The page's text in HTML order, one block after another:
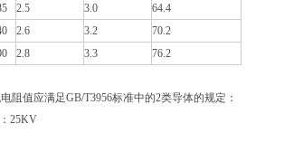
2.5 3.0
64.4
2.6 3.2
70.2
2.8 3.3
76.2
阻值应满足GB/T3956标准中的2类导体的规定：
：25KV